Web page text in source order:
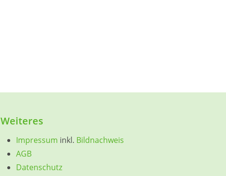
Weiteres
Impressum inkl. Bildnachweis
AGB
Datenschutz